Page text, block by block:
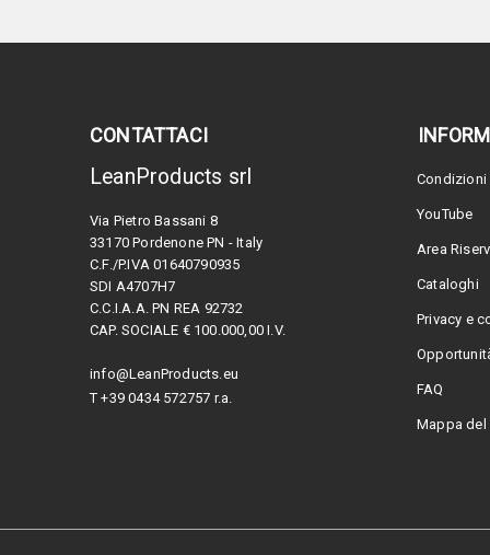
CONTATTACI
LeanProducts srl
Via Pietro Bassani 8
33170 Pordenone PN - Italy
C.F./P.IVA 01640790935
SDI A4707H7
C.C.I.A.A. PN REA 92732
CAP. SOCIALE € 100.000,00 I.V.
info@LeanProducts.eu
T +39 0434 572757 r.a.
Condizioni
YouTube
Area
Cataloghi
Privacy e
FAQ
Mappa